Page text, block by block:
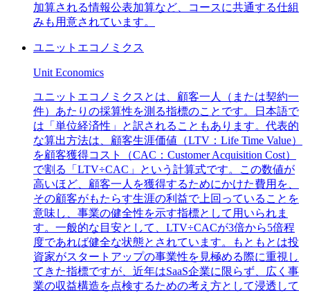
加算される情報公表加算など、コースに共通する仕組
みも用意されています。
ユニットエコノミクス
Unit Economics
ユニットエコノミクスとは、顧客一人（または契約一
件）あたりの採算性を測る指標のことです。日本語で
は「単位経済性」と訳されることもあります。代表的
な算出方法は、顧客生涯価値（LTV：Life Time Value）
を顧客獲得コスト（CAC：Customer Acquisition Cost）
で割る「LTV÷CAC」という計算式です。この数値が
高いほど、顧客一人を獲得するためにかけた費用を、
その顧客がもたらす生涯の利益で上回っていることを
意味し、事業の健全性を示す指標として用いられま
す。一般的な目安として、LTV÷CACが3倍から5倍程
度であれば健全な状態とされています。もともとは投
資家がスタートアップの事業性を見極める際に重視し
てきた指標ですが、近年はSaaS企業に限らず、広く事
業の収益構造を点検するための考え方として浸透して